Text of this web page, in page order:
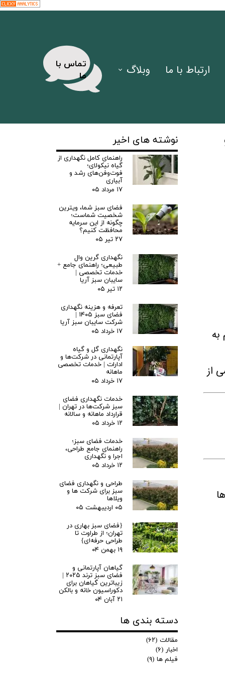
سبز
فضای سبز
ارتباط با ما وبلاگ
فیلم ها
اخبار
​تماس با
ما
از
نوشته های اخیر
راهنمای کامل نگهداری از
گیاه نیکولای؛
فوت‌وفن‌های رشد و
آبیاری
۱۷ مرداد ۰۵
فضای سبز شما، ویترین
شخصیت شماست؛
چگونه از این سرمایه
محافظت کنیم؟
۲۷ تیر ۰۵
نگهداری گرین وال
طبیعی؛ راهنمای جامع +
خدمات تخصصی |
سایبان سبز آریا
۱۲ تیر ۰۵
تعرفه و هزینه نگهداری
فضای سبز ۱۴۰۵ |
شرکت سایبان سبز آریا
۱۷ خرداد ۰۵
نگهداری گل و گیاه
آپارتمانی در شرکت‌ها و
ادارات | خدمات تخصصی
ماهانه
۱۷ خرداد ۰۵
خدمات نگهداری فضای
سبز شرکت‌ها در تهران |
قرارداد ماهانه و سالانه
۱۲ خرداد ۰۵
خدمات فضای سبز؛
راهنمای جامع طراحی،
اجرا و نگهداری
۱۲ خرداد ۰۵
طراحی و نگهداری فضای
سبز برای شرکت ها و
ویلاها
۰۵ اردیبهشت ۰۵
{فضای سبز بهاری در
تهران؛ از طراوت تا
طراحی حرفه‌ای}
۱۹ بهمن ۰۴
گیاهان آپارتمانی و
فضای سبز ترند ۲۰۲۵ |
زیباترین گیاهان برای
دکوراسیون خانه و بالکن
۲۱ آبان ۰۴
دسته بندی ها
مقالات (۶۲)
اخبار (۶)
فیلم ها (۹)